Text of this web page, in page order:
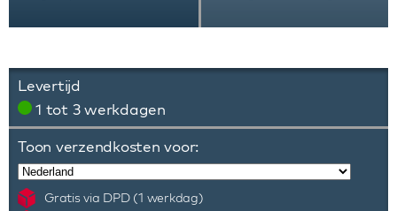
Levertijd
1 tot 3 werkdagen
Toon verzendkosten voor:
Gratis via DPD (1 werkdag)